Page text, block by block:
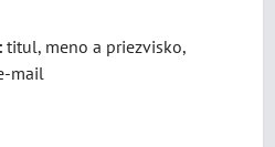
titul, meno a priezvisko,
mail